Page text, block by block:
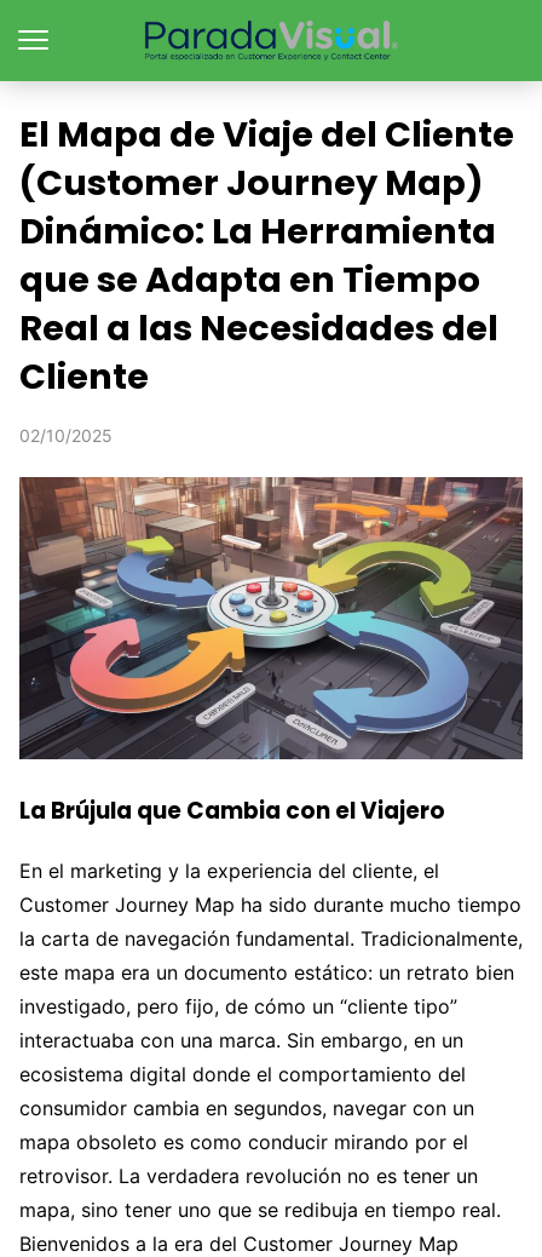
El Mapa de Viaje del Cliente
(Customer Journey Map)
Dinámico: La Herramienta
que se Adapta en Tiempo
Real a las Necesidades del
Cliente
02/10/2025
La Brújula que Cambia con el Viajero
En el marketing y la experiencia del cliente, el
Customer Journey Map ha sido durante mucho tiempo
la carta de navegación fundamental. Tradicionalmente,
este mapa era un documento estático: un retrato bien
investigado, pero fijo, de cómo un “cliente tipo”
interactuaba con una marca. Sin embargo, en un
ecosistema digital donde el comportamiento del
consumidor cambia en segundos, navegar con un
mapa obsoleto es como conducir mirando por el
retrovisor. La verdadera revolución no es tener un
mapa, sino tener uno que se redibuja en tiempo real.
Bienvenidos a la era del Customer Journey Map